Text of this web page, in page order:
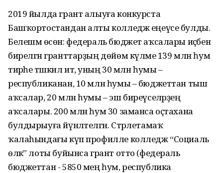
2019 йылда грант алыуға конкурста
Башҡортостандан алты колледж еңеүсе булды.
Белешмә өсөн: федераль бюджет аҡсалары иҫәбенә
бирелгән гранттарҙың дөйөм күләме 139 млн һум
тирәһе тәшкил итә, уның 30 млн һумы –
республиканан, 10 млн һумы – бюджеттан тыш
аҡсалар, 20 млн һумы – эш биреүселәрҙең
аҡсалары. 200 млн һум 30 заманса оҫтахана
булдырыуға йүнәлтелгән. Стәрлетамаҡ
ҡалаһындағы күп профилле колледж “Социаль
өлкә” лоты буйынса грант отто (федераль
бюджеттан - 5850 мең һум, республика